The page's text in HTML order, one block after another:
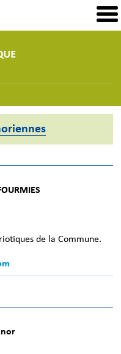
de la Commune.